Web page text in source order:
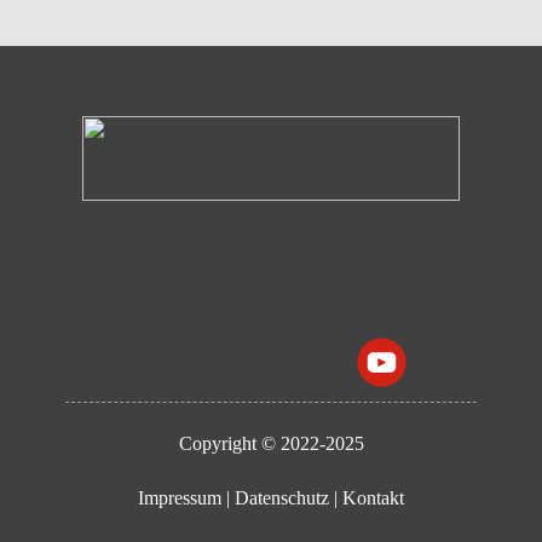
Copyright © 2022-2025
Impressum | Datenschutz | Kontakt